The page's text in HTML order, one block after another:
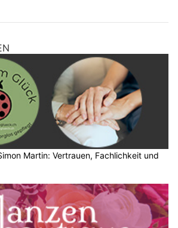
Martin: Vertrauen, Fachlichkeit und